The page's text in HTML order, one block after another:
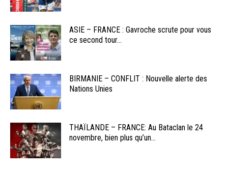
ASIE – FRANCE : Gavroche scrute pour vous
ce second tour...
BIRMANIE – CONFLIT : Nouvelle alerte des
Nations Unies
THAÏLANDE – FRANCE: Au Bataclan le 24
novembre, bien plus qu’un...